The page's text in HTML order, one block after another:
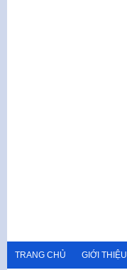
TRANG CHỦ GIỚI THIỆU